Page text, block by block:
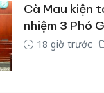
Cà Mau kiện
nhiệm 3 Phó
18 giờ trước